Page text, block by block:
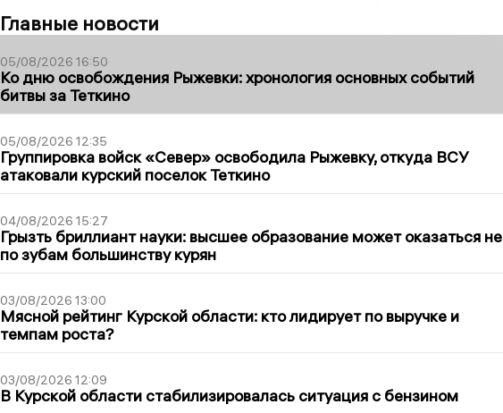
Главные новости
05/08/2026 16:50
Ко дню освобождения Рыжевки: хронология основных событий
битвы за Теткино
05/08/2026 12:35
Группировка войск «Север» освободила Рыжевку, откуда ВСУ
атаковали курский поселок Теткино
04/08/2026 15:27
Грызть бриллиант науки: высшее образование может оказаться не
по зубам большинству курян
03/08/2026 13:00
Мясной рейтинг Курской области: кто лидирует по выручке и
темпам роста?
03/08/2026 12:09
В Курской области стабилизировалась ситуация с бензином